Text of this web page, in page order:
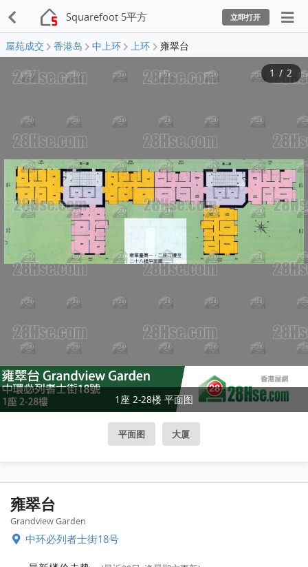
Squarefoot 5平方 立即打开
屋苑成交 香港岛 中上环 上环 雍翠台
1座 2-28楼 平面图
1 / 2
平面图 大厦
雍翠台
Grandview Garden
中环必列者士街18号